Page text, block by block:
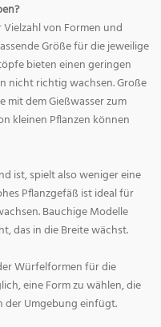
von Formen und
Größe für die jeweilige
bieten einen geringen
nicht richtig wachsen. Große
dem Gießwasser zum
kleinen Pflanzen können
ist, spielt also weniger eine
Pflanzgefäß ist ideal für
Bauchige Modelle
das in die Breite wächst.
Würfelformen für die
eine Form zu wählen, die
der Umgebung einfügt.